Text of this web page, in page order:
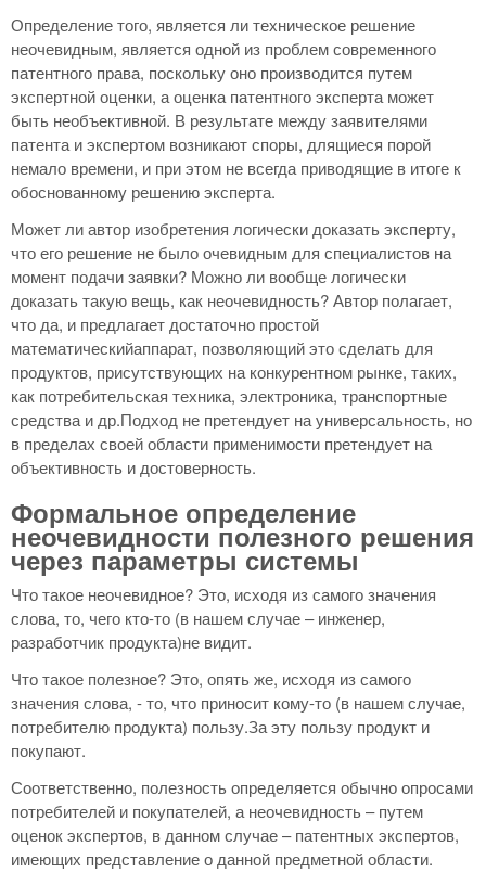
Определение того, является ли техническое решение
неочевидным, является одной из проблем современного
патентного права, поскольку оно производится путем
экспертной оценки, а оценка патентного эксперта может
быть необъективной. В результате между заявителями
патента и экспертом возникают споры, длящиеся порой
немало времени, и при этом не всегда приводящие в итоге к
обоснованному решению эксперта.
Может ли автор изобретения логически доказать эксперту,
что его решение не было очевидным для специалистов на
момент подачи заявки? Можно ли вообще логически
доказать такую вещь, как неочевидность? Автор полагает,
что да, и предлагает достаточно простой
математическийаппарат, позволяющий это сделать для
продуктов, присутствующих на конкурентном рынке, таких,
как потребительская техника, электроника, транспортные
средства и др.Подход не претендует на универсальность, но
в пределах своей области применимости претендует на
объективность и достоверность.
Формальное определение
неочевидности полезного решения
через параметры системы
Что такое неочевидное? Это, исходя из самого значения
слова, то, чего кто-то (в нашем случае – инженер,
разработчик продукта)не видит.
Что такое полезное? Это, опять же, исходя из самого
значения слова, - то, что приносит кому-то (в нашем случае,
потребителю продукта) пользу.За эту пользу продукт и
покупают.
Соответственно, полезность определяется обычно опросами
потребителей и покупателей, а неочевидность – путем
оценок экспертов, в данном случае – патентных экспертов,
имеющих представление о данной предметной области.